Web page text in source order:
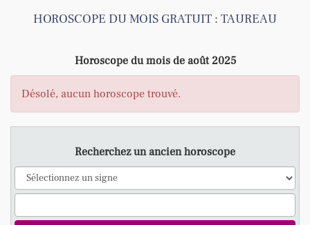
HOROSCOPE DU MOIS GRATUIT : TAUREAU
Horoscope du mois de août 2025
Désolé, aucun horoscope trouvé.
Recherchez un ancien horoscope